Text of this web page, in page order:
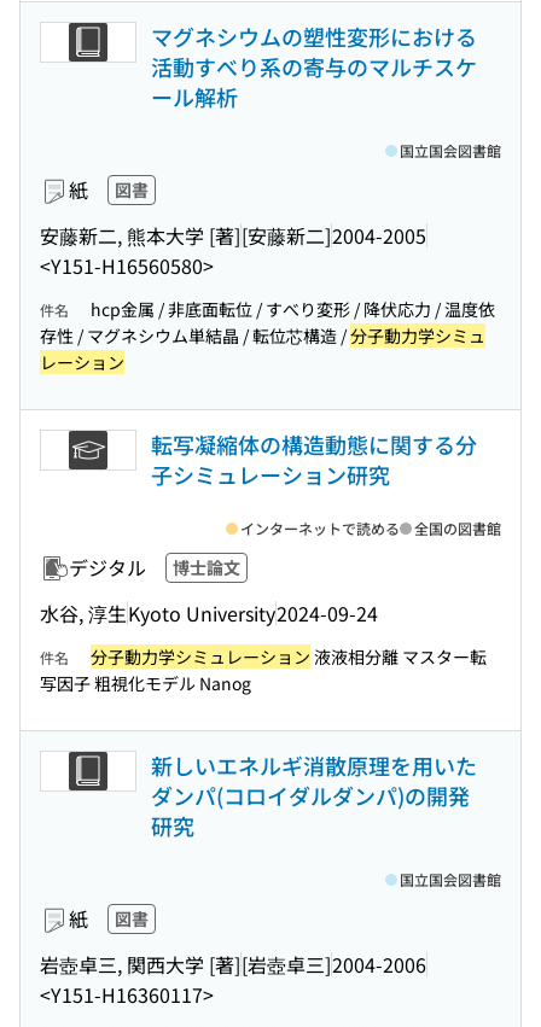
マグネシウムの塑性変形における
活動すべり系の寄与のマルチスケ
ール解析
紙 図書
安藤新二, 熊本大学 [著][安藤新二]2004-2005
<Y151-H16560580>
国立国会図書館
件名
hcp金属 / 非底面転位 / すべり変形 / 降伏応力 / 温度依
存性 / マグネシウム単結晶 / 転位芯構造 /分子動力学シミュ
レーション
転写凝縮体の構造動態に関する分
子シミュレーション研究
デジタル 博士論文
水谷, 淳生Kyoto University2024-09-24
インターネットで読める 全国の図書館
件名 分子動力学シミュレーション 液液相分離 マスター転
写因子 粗視化モデル Nanog
新しいエネルギ消散原理を用いた
ダンパ(コロイダルダンパ)の開発
研究
紙 図書
岩壺卓三, 関西大学 [著][岩壺卓三]2004-2006
<Y151-H16360117>
国立国会図書館